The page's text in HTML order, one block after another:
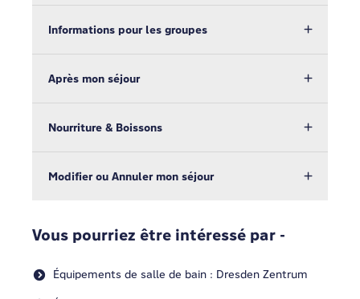
Informations pour les groupes
Après mon séjour
Nourriture & Boissons
Modifier ou Annuler mon séjour
Vous pourriez être intéressé par -
Équipements de salle de bain : Dresden Zentrum